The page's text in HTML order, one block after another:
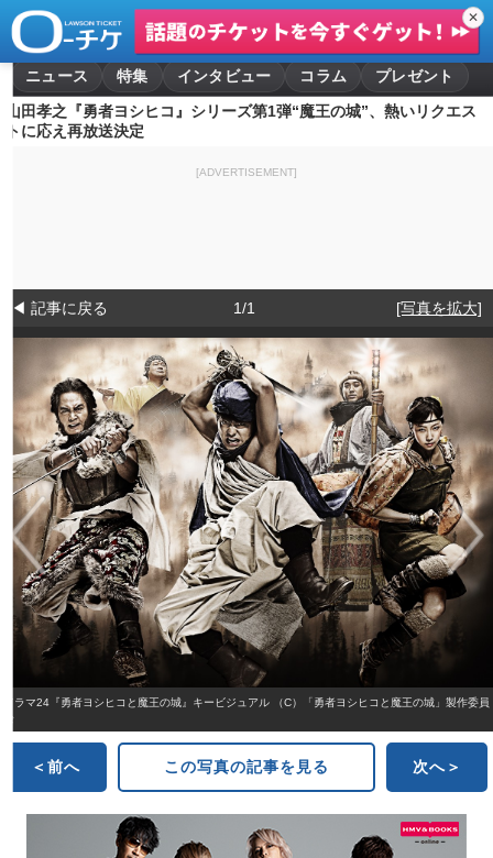
✕
ニュース 特集 インタビュー コラム
プレゼント
山田孝之『勇者ヨシヒコ』シリーズ第1弾“魔王の城”、熱いリクエス
トに応え再放送決定
[ADVERTISEMENT]
◀ 記事に戻る 1/1 [写真を拡大]
ドラマ24『勇者ヨシヒコと魔王の城』キービジュアル （C）「勇者ヨシヒコと魔王の城」製作委員
会
＜前へ この写真の記事を見る 次へ＞